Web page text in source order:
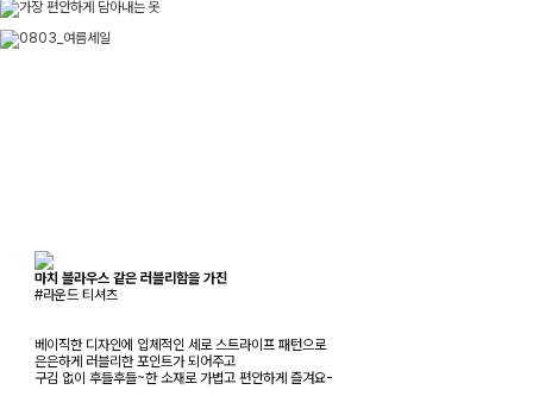
마치 블라우스 같은 러블리함을 가진
#라운드 티셔츠
베이직한 디자인에 입체적인 세로 스트라이프 패턴으로
은은하게 러블리한 포인트가 되어주고
구김 없이 후들후들~한 소재로 가볍고 편안하게 즐겨요-